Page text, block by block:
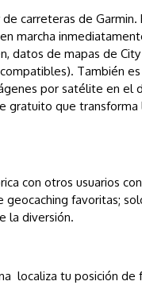
carreteras de Garmin.
marcha
datos de mapas de
También
por satélite en el
gratuito que transforma
con otros usuarios
favoritas;
la diversión.
localiza tu posición de